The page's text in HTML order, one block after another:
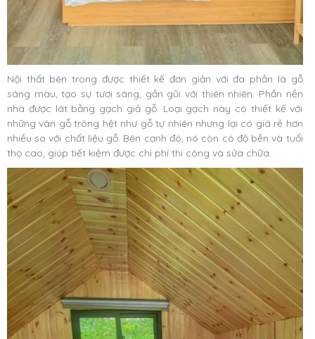
Nội thất bên trong được thiết kế đơn giản với đa phần là gỗ
sáng màu, tạo sự tươi sáng, gần gũi với thiên nhiên. Phần nền
nhà được lát bằng gạch giả gỗ. Loại gạch này có thiết kế với
những vân gỗ trông hệt như gỗ tự nhiên nhưng lại có giá rẻ hơn
nhiều so với chất liệu gỗ. Bên cạnh đó, nó còn có độ bền và tuổi
thọ cao, giúp tiết kiệm được chi phí thi công và sửa chữa.